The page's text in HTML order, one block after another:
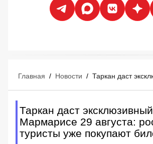
Главная / Новости /
Таркан даст
Мармарисе 29 августа:
туристы уже покупают